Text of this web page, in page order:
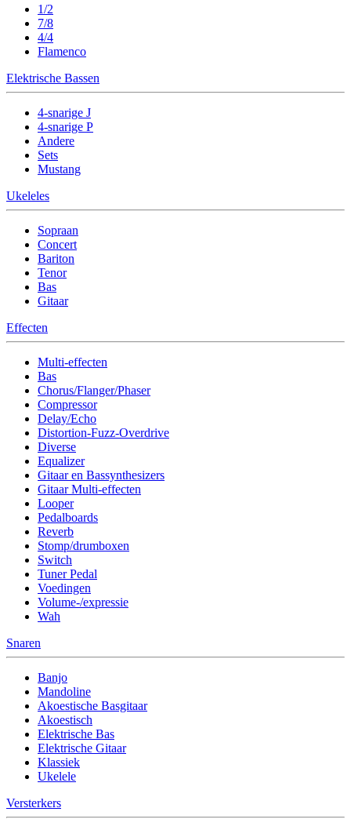
1/2
7/8
4/4
Flamenco
Elektrische Bassen
4-snarige J
4-snarige P
Andere
Sets
Mustang
Ukeleles
Sopraan
Concert
Bariton
Tenor
Bas
Gitaar
Effecten
Multi-effecten
Bas
Chorus/Flanger/Phaser
Compressor
Delay/Echo
Distortion-Fuzz-Overdrive
Diverse
Equalizer
Gitaar en Bassynthesizers
Gitaar Multi-effecten
Looper
Pedalboards
Reverb
Stomp/drumboxen
Switch
Tuner Pedal
Voedingen
Volume-/expressie
Wah
Snaren
Banjo
Mandoline
Akoestische Basgitaar
Akoestisch
Elektrische Bas
Elektrische Gitaar
Klassiek
Ukelele
Versterkers